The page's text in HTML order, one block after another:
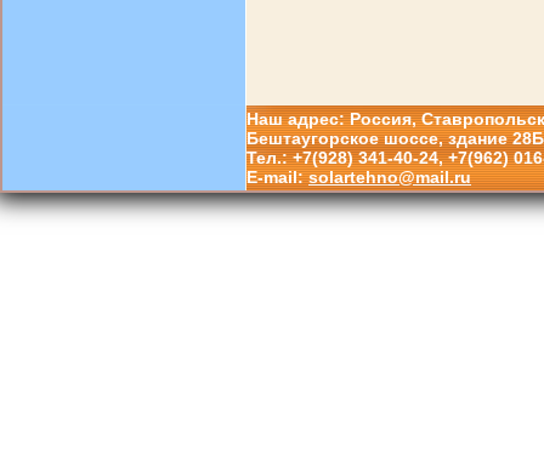
Наш адрес: Россия,
Бештаугорское шоссе, здание
Тел.: +7(928) 341-40-24, +7(962)
E-mail:solartehno@mail.ru